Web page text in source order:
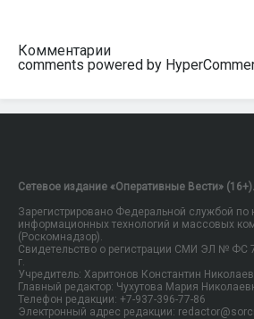
Комментарии
comments powered by
Сетевое издание «Оперативные Вести» (16+).
Зарегистрировано Федеральной службой по
информационных технологий и массовых
(Роскомнадзор).
Свидетельство о регистрации СМИ ЭЛ № ФС
г.
Учредитель: Харитонов Константин
Главный редактор: Чухутова Мария
Телефон редакции: +7-937-396-77-86
Электронный адрес редакции: